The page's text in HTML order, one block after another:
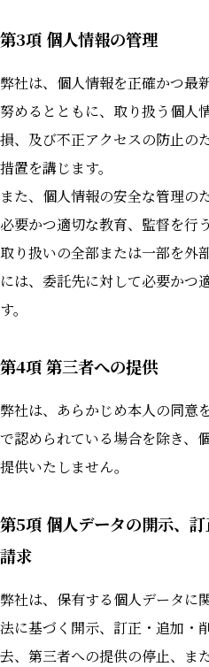
第3項 個⼈情報の管理
弊社は、個⼈情報を正確かつ最
努めるとともに、取り扱う個⼈
損、及び不正アクセスの防⽌の
措置を講じます。
また、個⼈情報の安全な管理の
必要かつ適切な教育、監督を⾏
取り扱いの全部または⼀部を外
には、委託先に対して必要かつ
す。
第4項 第三者への提供
弊社は、あらかじめ本⼈の同意
で認められている場合を除き、
提供いたしません。
第5項 個⼈データの開⽰、
請求
弊社は、保有する個⼈データに
法に基づく開⽰、訂正・追加・
去、第三者への提供の停⽌、ま